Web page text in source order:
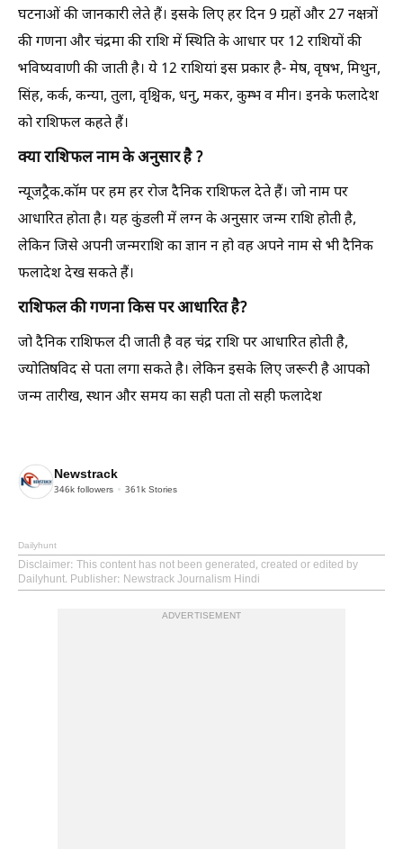
घटनाओं की जानकारी लेते हैं। इसके लिए हर दिन 9 ग्रहों और 27 नक्षत्रों
की गणना और चंद्रमा की राशि में स्थिति के आधार पर 12 राशियों की
भविष्यवाणी की जाती है। ये 12 राशियां इस प्रकार है- मेष, वृषभ, मिथुन,
सिंह, कर्क, कन्या, तुला, वृश्चिक, धनु, मकर, कुम्भ व मीन। इनके फलादेश
को राशिफल कहते हैं।
क्या राशिफल नाम के अनुसार है ?
न्यूजट्रैक.कॉम पर हम हर रोज दैनिक राशिफल देते हैं। जो नाम पर
आधारित होता है। यह कुंडली में लग्न के अनुसार जन्म राशि होती है,
लेकिन जिसे अपनी जन्मराशि का ज्ञान न हो वह अपने नाम से भी दैनिक
फलादेश देख सकते हैं।
राशिफल की गणना किस पर आधारित है?
जो दैनिक राशिफल दी जाती है वह चंद्र राशि पर आधारित होती है,
ज्योतिषविद से पता लगा सकते है। लेकिन इसके लिए जरूरी है आपको
जन्म तारीख, स्थान और समय का सही पता तो सही फलादेश
Newstrack
346k followers 361k Stories
Dailyhunt
Disclaimer: This content has not been generated, created or edited by
Dailyhunt. Publisher: Newstrack Journalism Hindi
ADVERTISEMENT